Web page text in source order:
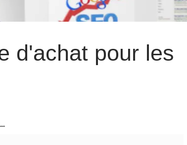
d'achat pour les